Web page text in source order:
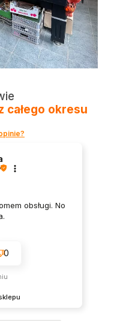
całego okresu
obsługi. No
0